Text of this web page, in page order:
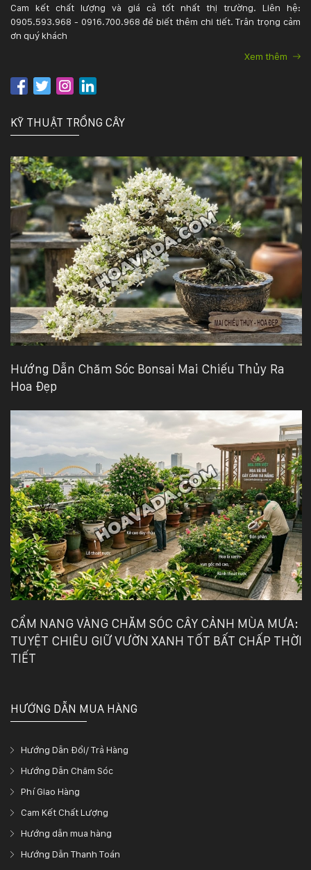
Cam kết chất lượng và giá cả tốt nhất thị trường. Liên hệ:
0905.593.968 - 0916.700.968 để biết thêm chi tiết. Trân trọng cảm
ơn quý khách
Xem thêm
KỸ THUẬT TRỒNG CÂY
Hướng Dẫn Chăm Sóc Bonsai Mai Chiếu Thủy Ra
Hoa Đẹp
CẨM NANG VÀNG CHĂM SÓC CÂY CẢNH MÙA MƯA:
TUYỆT CHIÊU GIỮ VƯỜN XANH TỐT BẤT CHẤP THỜI
TIẾT
HƯỚNG DẪN MUA HÀNG
Hướng Dẫn Đổi/ Trả Hàng
Hướng Dẫn Chăm Sóc
Phí Giao Hàng
Cam Kết Chất Lượng
Hướng dẫn mua hàng
Hướng Dẫn Thanh Toán